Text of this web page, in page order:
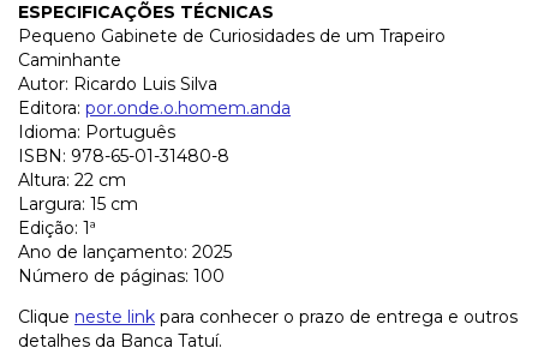
ESPECIFICAÇÕES TÉCNICAS
Pequeno Gabinete de Curiosidades de um Trapeiro
Caminhante
Autor: Ricardo Luis Silva
Editora: por.onde.o.homem.anda
Idioma: Português
ISBN: 978-65-01-31480-8
Altura: 22 cm
Largura: 15 cm
Edição: 1ª
Ano de lançamento: 2025
Número de páginas: 100
Clique neste link para conhecer o prazo de entrega e outros
detalhes da Banca Tatuí.